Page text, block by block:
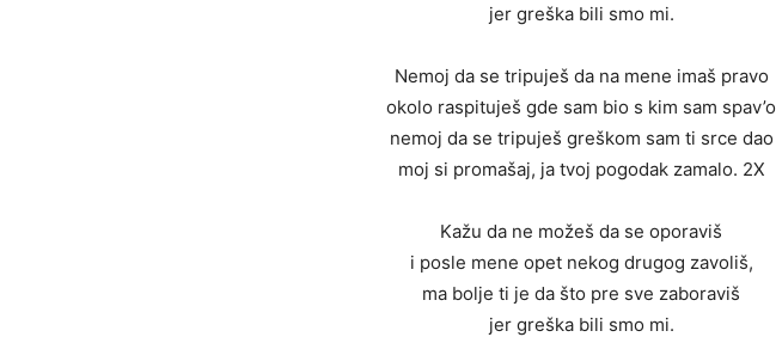
jer greška bili smo mi.
Nemoj da se tripuješ da na mene imaš pravo
okolo raspituješ gde sam bio s kim sam spav’o
nemoj da se tripuješ greškom sam ti srce dao
moj si promašaj, ja tvoj pogodak zamalo. 2X
Kažu da ne možeš da se oporaviš
i posle mene opet nekog drugog zavoliš,
ma bolje ti je da što pre sve zaboraviš
jer greška bili smo mi.